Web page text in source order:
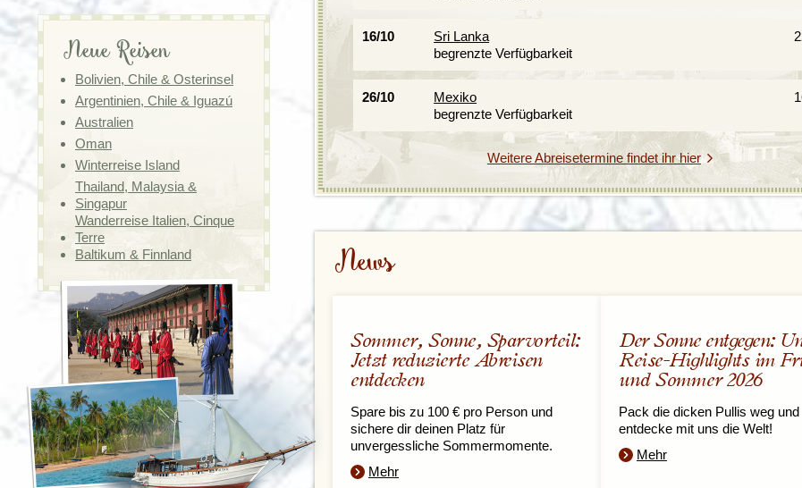
News
Sommer, Sonne, Sparvorteil:
Jetzt reduzierte Abreisen
entdecken
Spare bis zu 100 € pro Person und
sichere dir deinen Platz für
unvergessliche Sommermomente.
Mehr
Der Sonne entgegen:
Reise-Highlights im
und Sommer 2026
Pack die dicken Pullis weg und
entdecke mit uns die Welt!
Mehr
Neue Reisen
Bolivien, Chile & Osterinsel
Argentinien, Chile & Iguazú
Australien
Oman
Winterreise Island
Thailand, Malaysia &
Singapur
Wanderreise Italien, Cinque
Terre
Baltikum & Finnland
16/10
Sri Lanka
begrenzte Verfügbarkeit
26/10
Mexiko
begrenzte Verfügbarkeit
Weitere Abreisetermine findet ihr hier